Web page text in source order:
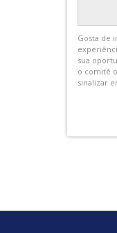
⸙
to the
14.08
Anf.